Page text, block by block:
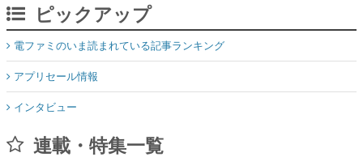
ピックアップ
電ファミのいま読まれている記事ランキング
アプリセール情報
インタビュー
連載・特集一覧